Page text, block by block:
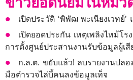
เปิดประวัติ ‘พิพัฒ พะเนียงเวทย์’
เปิดยอดประกัน เหตุเพลิงไหม้โร
การตั้งศูนย์ประสานงานรับข้อมูลผู้เสี
ก.ล.ต. ขยับแล้ว! ลบรายงานปลอ
มือตำรวจไล่บี้คนลงข้อมูลเท็จ